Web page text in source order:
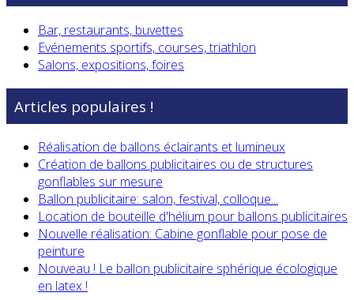
Bar, restaurants, buvettes
Evénements sportifs, courses, triathlon
Salons, expositions, foires
Articles populaires !
Réalisation de ballons éclairants et lumineux
Création de ballons publicitaires ou de structures
gonflables sur mesure
Ballon publicitaire: salon, festival, colloque...
Location de bouteille d'hélium pour ballons publicitaires
Nouvelle réalisation: Cabine gonflable pour pose de
peinture
Nouveau ! Le ballon publicitaire sphérique écologique
en latex !